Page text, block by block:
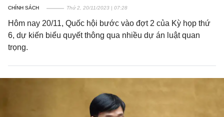
CHÍNH SÁCH Thứ 2, 20/11/2023 | 07:28
Hôm nay 20/11, Quốc hội bước vào đợt 2 của Kỳ họp thứ
6, dự kiến biểu quyết thông qua nhiều dự án luật quan
trọng.